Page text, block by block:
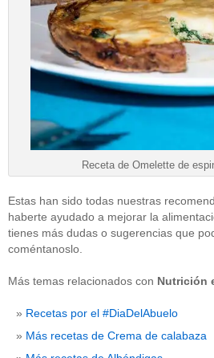
Receta de Omelette de
Estas han sido todas nuestras
haberte ayudado a mejorar la
tienes más dudas o sugerencias que
coméntanoslo.
Más temas relacionados con Nutrición
Recetas por el #DiaDelAbuelo
Más recetas de Crema de calabaza